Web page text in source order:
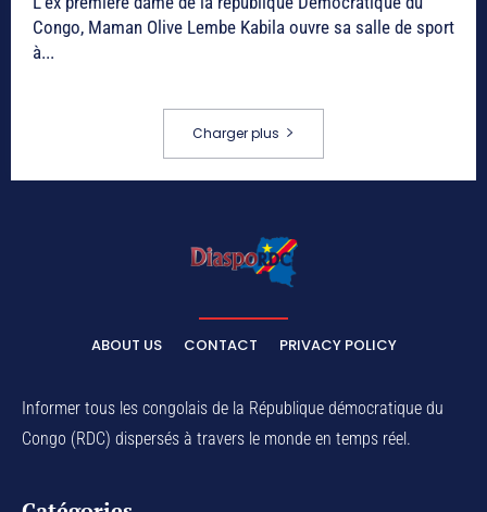
Congo, Maman Olive Lembe Kabila ouvre sa salle de sport
à...
Charger plus
ABOUT US CONTACT PRIVACY POLICY
Informer tous les congolais de la République démocratique du
Congo (RDC) dispersés à travers le monde en temps réel.